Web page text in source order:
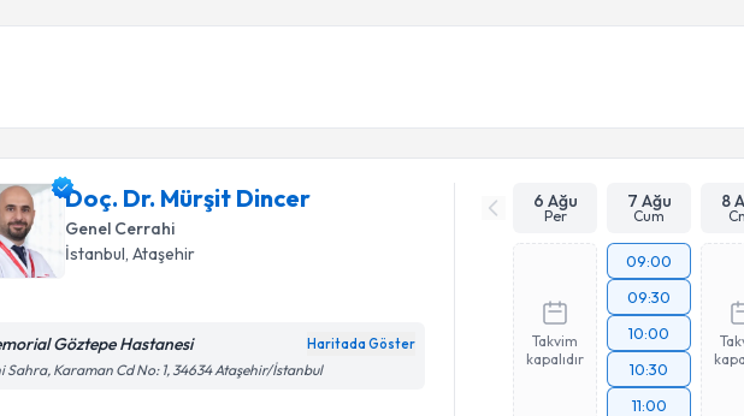
Doç. Dr. Mürşit Dincer
Genel Cerrahi
İstanbul, Ataşehir
Göztepe Hastanesi Haritada Göster
Sahra, Karaman Cd No: 1, 34634 Ataşehir/İstanbul
6 Ağu
Per
7 Ağu
Cum
8
Takvim
kapalıdır
09:00
09:30
10:00
10:30
11:00